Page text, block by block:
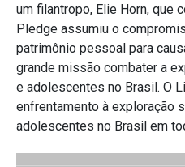
um filantropo, Elie Horn, que
Pledge assumiu o
patrimônio pessoal para
grande missão combater a
e adolescentes no Brasil. O
enfrentamento à exploração
adolescentes no Brasil em